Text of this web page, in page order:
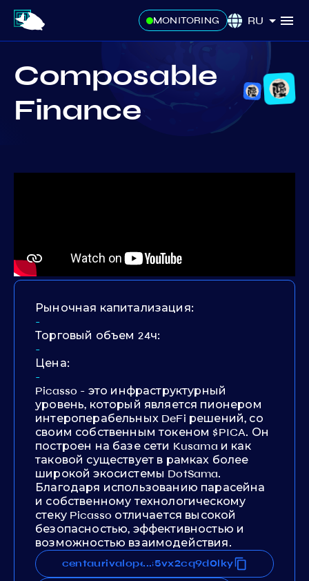
MONITORING RU
Composable
Finance
Рыночная капитализация:
-
Торговый объем 24ч:
-
Цена:
-
Picasso - это инфраструктурный
уровень, который является пионером
интероперабельных DeFi решений, со
своим собственным токеном $PICA. Он
построен на базе сети Kusama и как
таковой существует в рамках более
широкой экосистемы DotSama.
Благодаря использованию парасейна
и собственному технологическому
стеку Picasso отличается высокой
безопасностью, эффективностью и
возможностью взаимодействия.
...